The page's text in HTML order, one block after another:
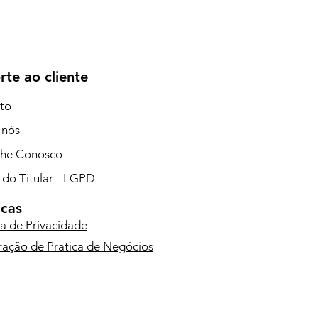
ao cliente
Conosco
Titular - LGPD
de Privacidade
de Pratica de Negócios